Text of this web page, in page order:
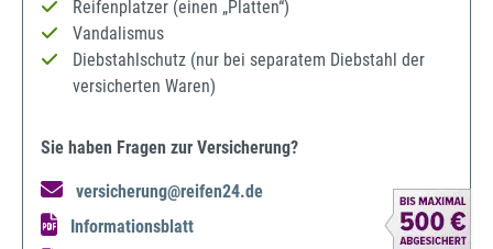
Reifenplatzer (einen „Platten“)
Vandalismus
Diebstahlschutz (nur bei separatem Diebstahl der
versicherten Waren)
Sie haben Fragen zur Versicherung?
versicherung@reifen24.de
Informationsblatt